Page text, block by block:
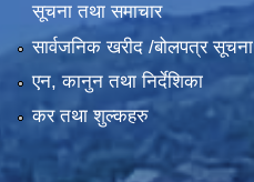
सूचना तथा समाचार
सार्वजनिक खरीद /बोलपत्र सूचना
एन, कानुन तथा निर्देशिका
कर तथा शुल्कहरु